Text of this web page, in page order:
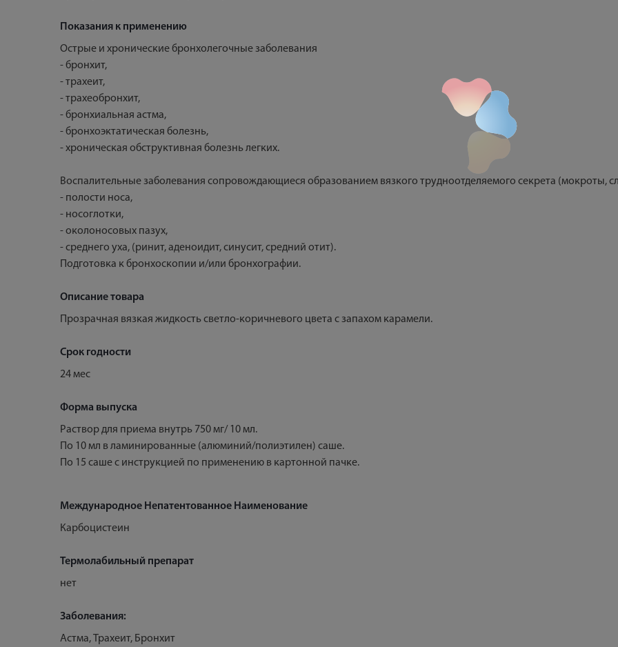
Показания к применению
Острые и хронические бронхолегочные заболевания
- бронхит,
- трахеит,
- трахеобронхит,
- бронхиальная астма,
- бронхоэктатическая болезнь,
- хроническая обструктивная болезнь легких.
Воспалительные заболевания сопровождающиеся образованием вязкого трудноотделяемого секрета (мокроты,
- полости носа,
- носоглотки,
- околоносовых пазух,
- среднего уха, (ринит, аденоидит, синусит, средний отит).
Подготовка к бронхоскопии и/или бронхографии.
Описание товара
Прозрачная вязкая жидкость светло-коричневого цвета с запахом карамели.
Срок годности
24 мес
Форма выпуска
Раствор для приема внутрь 750 мг/ 10 мл.
По 10 мл в ламинированные (алюминий/полиэтилен) саше.
По 15 саше с инструкцией по применению в картонной пачке.
Международное Непатентованное Наименование
Карбоцистеин
Термолабильный препарат
нет
Заболевания:
Астма, Трахеит, Бронхит